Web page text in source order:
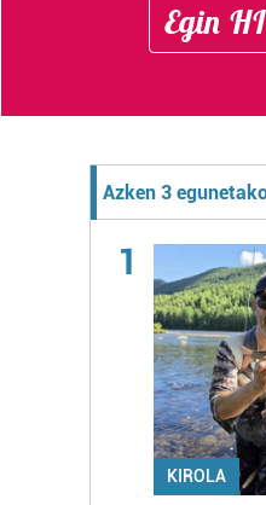
Egin
Azken 3
1
KIROLA